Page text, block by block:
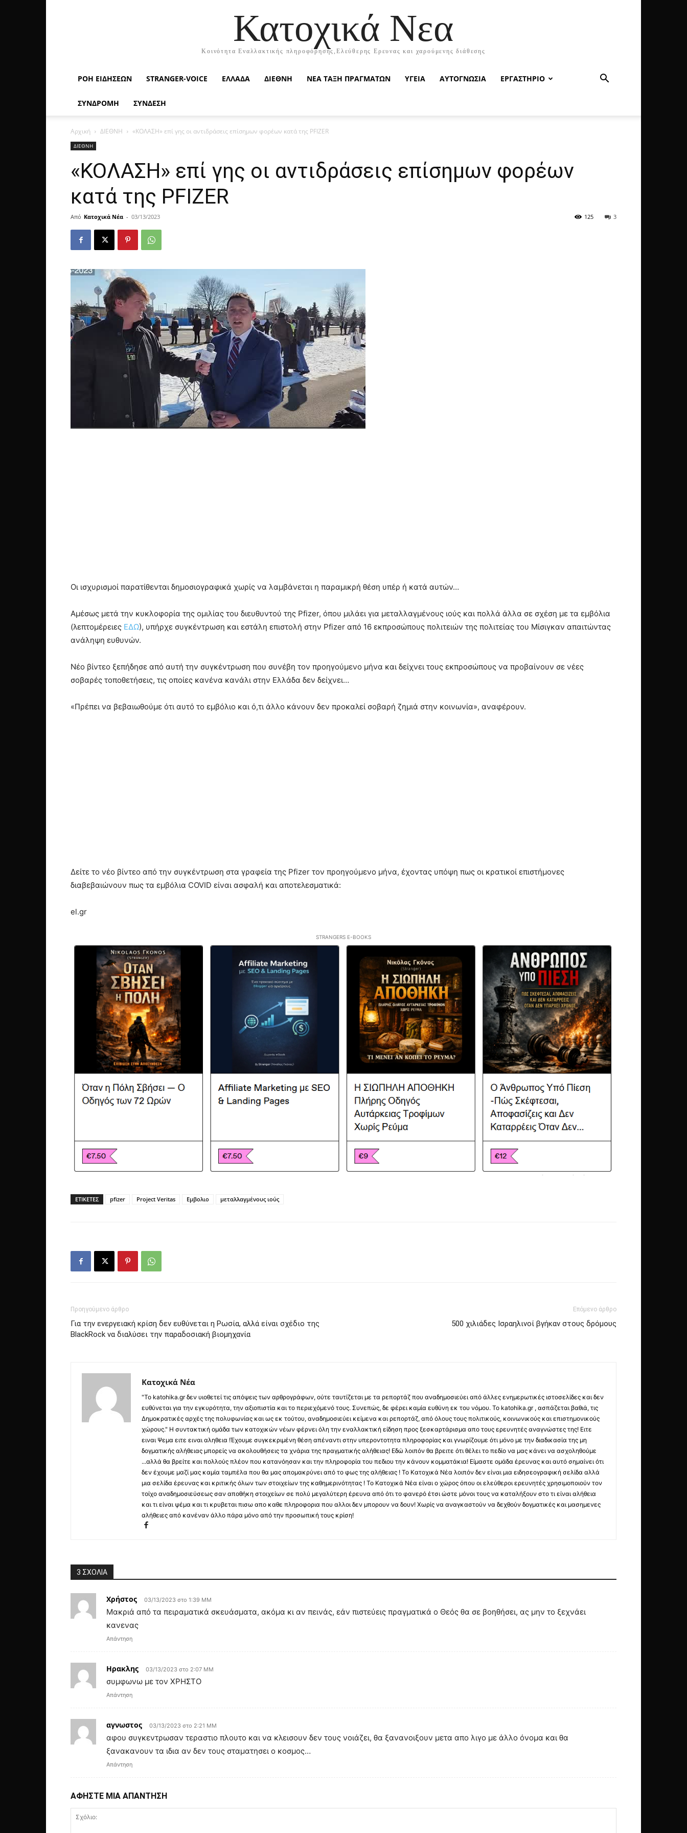
Κατοχικά Νεα
Κοινότητα Εναλλακτικής πληροφόρησης,Ελεύθερης Ερευνας και χαρούμενης διάθεσης
ΡΟΉ ΕΙΔΉΣΕΩΝ STRANGER-VOICE ΕΛΛΑΔΑ ΔΙΕΘΝΗ ΝΕΑ ΤΑΞΗ ΠΡΑΓΜΑΤΩΝ ΥΓΕΙΑ ΑΥΤΟΓΝΩΣΙΑ ΕΡΓΑΣΤΗΡΙΟ
ΣΥΝΔΡΟΜΗ ΣΥΝΔΕΣΗ
Αρχική ΔΙΕΘΝΗ «ΚΟΛΑΣΗ» επί γης οι αντιδράσεις επίσημων φορέων κατά της PFIZER
ΔΙΕΘΝΗ
«ΚΟΛΑΣΗ» επί γης οι αντιδράσεις επίσημων φορέων
κατά της PFIZER
Από Κατοχικά Νέα - 03/13/2023 3
125
Οι ισχυρισμοί παρατίθενται δημοσιογραφικά χωρίς να λαμβάνεται η παραμικρή θέση υπέρ ή κατά αυτών…
Αμέσως μετά την κυκλοφορία της ομιλίας του διευθυντού της Pfizer, όπου μιλάει για μεταλλαγμένους ιούς και πολλά άλλα σε σχέση με τα εμβόλια
(λεπτομέρειες ΕΔΩ), υπήρχε συγκέντρωση και εστάλη επιστολή στην Pfizer από 16 εκπροσώπους πολιτειών της πολιτείας του Μίσιγκαν απαιτώντας
ανάληψη ευθυνών.
Νέο βίντεο ξεπήδησε από αυτή την συγκέντρωση που συνέβη τον προηγούμενο μήνα και δείχνει τους εκπροσώπους να προβαίνουν σε νέες
σοβαρές τοποθετήσεις, τις οποίες κανένα κανάλι στην Ελλάδα δεν δείχνει…
«Πρέπει να βεβαιωθούμε ότι αυτό το εμβόλιο και ό,τι άλλο κάνουν δεν προκαλεί σοβαρή ζημιά στην κοινωνία», αναφέρουν.
Δείτε το νέο βίντεο από την συγκέντρωση στα γραφεία της Pfizer τον προηγούμενο μήνα, έχοντας υπόψη πως οι κρατικοί επιστήμονες
διαβεβαιώνουν πως τα εμβόλια COVID είναι ασφαλή και αποτελεσματικά:
el.gr
STRANGERS E-BOOKS
ΕΤΙΚΕΤΕΣ pfizer Project Veritas Εμβολιο μεταλλαγμένους ιούς
Προηγούμενο άρθρο
Για την ενεργειακή κρίση δεν ευθύνεται η Ρωσία, αλλά είναι σχέδιο της
BlackRock να διαλύσει την παραδοσιακή βιομηχανία
Επόμενο άρθρο
500 χιλιάδες Ισραηλινοί βγήκαν στους δρόμους
Κατοχικά Νέα
"Το katohika.gr δεν υιοθετεί τις απόψεις των αρθρογράφων, ούτε ταυτίζεται με τα ρεπορτάζ που αναδημοσιεύει από άλλες ενημερωτικές ιστοσελίδες και δεν
ευθύνεται για την εγκυρότητα, την αξιοπιστία και το περιεχόμενό τους. Συνεπώς, δε φέρει καμία ευθύνη εκ του νόμου. Το katohika.gr , ασπάζεται βαθιά, τις
Δημοκρατικές αρχές της πολυφωνίας και ως εκ τούτου, αναδημοσιεύει κείμενα και ρεπορτάζ, από όλους τους πολιτικούς, κοινωνικούς και επιστημονικούς
χώρους." Η συντακτική ομάδα των κατοχικών νέων φέρνει όλη την εναλλακτική είδηση προς ξεσκαρτάρισμα απο τους ερευνητές αναγνώστες της! Ειτε
ειναι Ψεμα ειτε ειναι αληθεια !Έχουμε συγκεκριμένη θέση απέναντι στην υπεροντοτητα πληροφορίας και γνωρίζουμε ότι μόνο με την διαδικασία της μη
δογματικής αλήθειας μπορείς να ακολουθήσεις τα χνάρια της πραγματικής αλήθειας! Εδώ λοιπόν θα βρειτε ότι θέλει το πεδίο να μας κάνει να ασχοληθούμε
...αλλά θα βρείτε και πολλούς πλέον που κατανόησαν και την πληροφορία του πεδιου την κάνουν κομματάκια! Είμαστε ομάδα έρευνας και αυτό σημαίνει ότι
δεν έχουμε μαζί μας καμία ταμπέλα που θα μας απομακρύνει από το φως της αλήθειας ! Το Κατοχικά Νέα λοιπόν δεν είναι μια ειδησεογραφική σελίδα αλλά
μια σελίδα έρευνας και κριτικής όλων των στοιχείων της καθημερινότητας ! Το Κατοχικά Νέα είναι ο χώρος όπου οι ελεύθεροι ερευνητές χρησιμοποιούν τον
τοίχο αναδημοσιεύσεως σαν αποθήκη στοιχείων σε πολύ μεγαλύτερη έρευνα από ότι το φανερό έτσι ώστε μόνοι τους να καταλήξουν στο τι είναι αλήθεια
και τι είναι ψέμα και τι κρυβεται πισω απο καθε πληροφορια που αλλοι δεν μπορουν να δουν! Χωρίς να αναγκαστούν να δεχθούν δογματικές και μασημενες
αλήθειες από κανέναν άλλο πάρα μόνο από την προσωπική τους κρίση!
3 ΣΧΟΛΙΑ
Χρήστος 03/13/2023 στο 1:39 ΜΜ
Μακριά από τα πειραματικά σκευάσματα, ακόμα κι αν πεινάς, εάν πιστεύεις πραγματικά ο Θεός θα σε βοηθήσει, ας μην το ξεχνάει
κανενας
Απάντηση
Ηρακλης 03/13/2023 στο 2:07 ΜΜ
συμφωνω με τον ΧΡΗΣΤΟ
Απάντηση
αγνωστος 03/13/2023 στο 2:21 ΜΜ
αφου συγκεντρωσαν τεραστιο πλουτο και να κλεισουν δεν τους νοιάζει, θα ξανανοιξουν μετα απο λιγο με άλλο όνομα και θα
ξανακανουν τα ιδια αν δεν τους σταματησει ο κοσμος…
Απάντηση
ΑΦΗΣΤΕ ΜΙΑ ΑΠΑΝΤΗΣΗ